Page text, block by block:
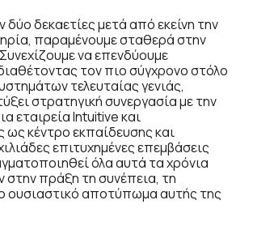
δύο δεκαετίες μετά από εκείνη την
παραμένουμε σταθερά στην
να επενδύουμε
τον πιο σύγχρονο στόλο
τελευταίας γενιάς,
στρατηγική συνεργασία με την
εταιρεία Intuitive και
ως κέντρο εκπαίδευσης και
επιτυχημένες επεμβάσεις
όλα αυτά τα χρόνια
στην πράξη τη συνέπεια, τη
ουσιαστικό αποτύπωμα αυτής της